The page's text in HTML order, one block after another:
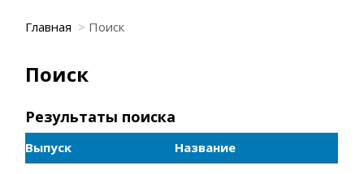
Главная Поиск
Поиск
Результаты поиска
Выпуск Название